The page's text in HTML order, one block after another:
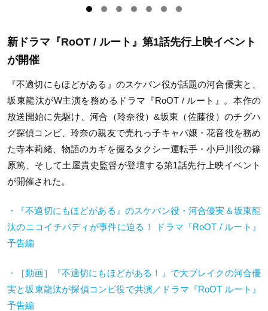
新ドラマ『RoOT / ルート』第1話先行上映イベント
が開催
『不適切にもほどがある』のスケバン役が話題の河合優実と、
坂東龍汰がW主演を務めるドラマ『RoOT / ルート』。本作の
放送開始に先駆け、河合（玲奈役）&坂東（佐藤役）のチグハ
グ探偵コンビ、玲奈の親友で売れっ子キャバ嬢・花音役を務め
た寺本莉緒、物語のカギを握るタクシー運転手・小戶川役の篠
原篤、そして土屋貴史監督が登壇する第1話先行上映イベント
が開催された。
・『不適切にもほどがある』のスケバン役・河合優実＆坂東龍
汰のニコイチバディが事件に迫る！ ドラマ『RoOT / ルート』
予告編
・［動画］『不適切にもほどがある！』で大ブレイクの河合優
実と坂東龍汰が探偵コンビ役で共演／ドラマ『RoOT ルート』
予告編